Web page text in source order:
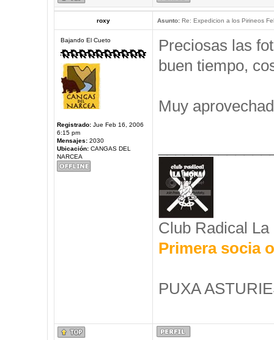
roxy Asunto:Re: Expedicion a los Pirineos
Bajando El Cueto
Registrado:Jue Feb 16, 2006
6:15 pm
Mensajes:2030
Ubicación:CANGAS DEL
NARCEA
Preciosas las
buen tiempo,
Muy
Club Radical La
Primera socia
PUXA